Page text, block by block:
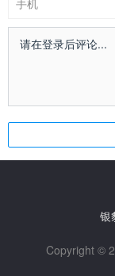
手机
银
Copyright ©